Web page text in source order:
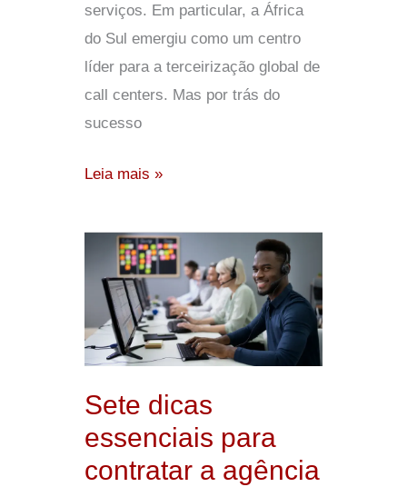
serviços. Em particular, a África
do Sul emergiu como um centro
líder para a terceirização global de
call centers. Mas por trás do
sucesso
Leia mais »
Sete dicas
essenciais para
contratar a agência
Sete
dicas
essenciais
para
contratar
agência
de
call